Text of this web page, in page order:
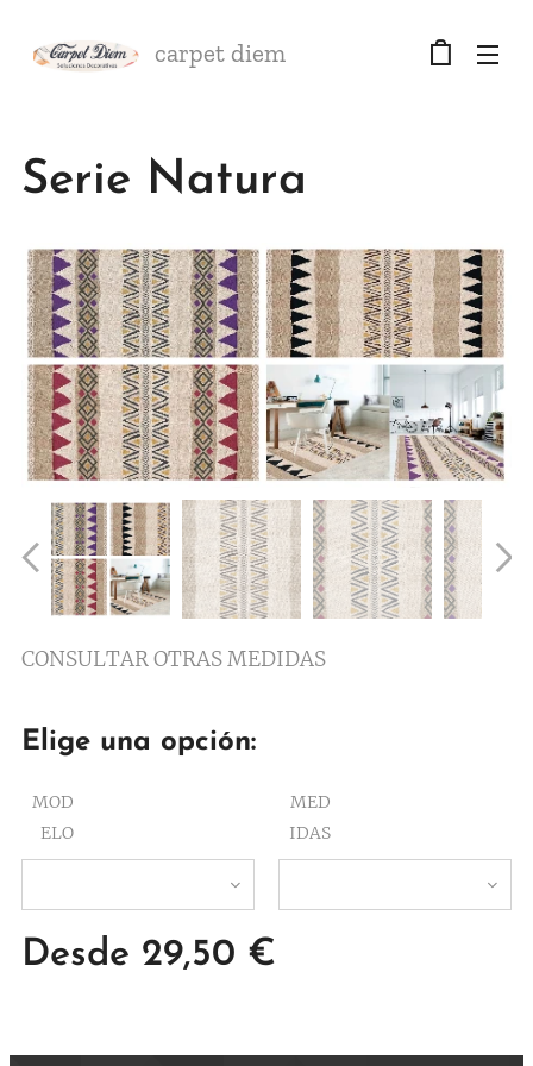
carpet diem
Serie Natura
NATURA
NATURA ROJO
NATURA VIOLETA
CONSULTAR OTRAS MEDIDAS
Elige una opción:
MOD
ELO
MED
IDAS
Desde 29,50 €